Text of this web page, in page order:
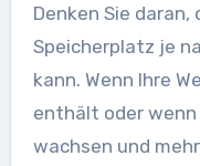
Denken Sie
Speicherplatz je
kann. Wenn Ihre
enthält oder wenn
wachsen und